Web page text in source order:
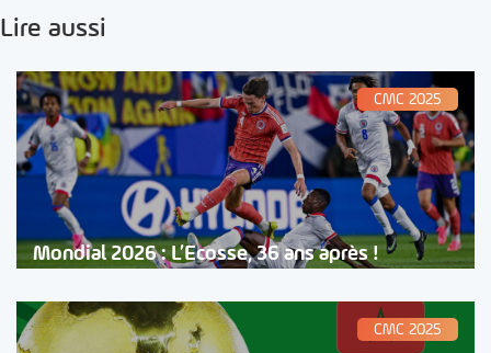
Lire aussi
CMC 2025
Mondial 2026 : L’Ecosse, 36 ans après !
CMC 2025